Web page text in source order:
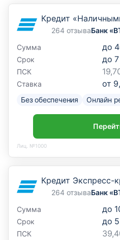
Кредит
264 отзываБанк
Сумма
до
Срок до7
ПСК
Ставка от
Без обеспечения Онлайн
Лиц. №1000
Кредит Экспресс-
264 отзываБанк
Сумма
до
Срок до 5
ПСК